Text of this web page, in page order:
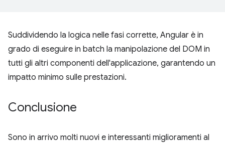
Suddividendo la logica nelle fasi corrette, Angular è in
grado di eseguire in batch la manipolazione del DOM in
tutti gli altri componenti dell'applicazione, garantendo un
impatto minimo sulle prestazioni.
Conclusione
Sono in arrivo molti nuovi e interessanti miglioramenti al